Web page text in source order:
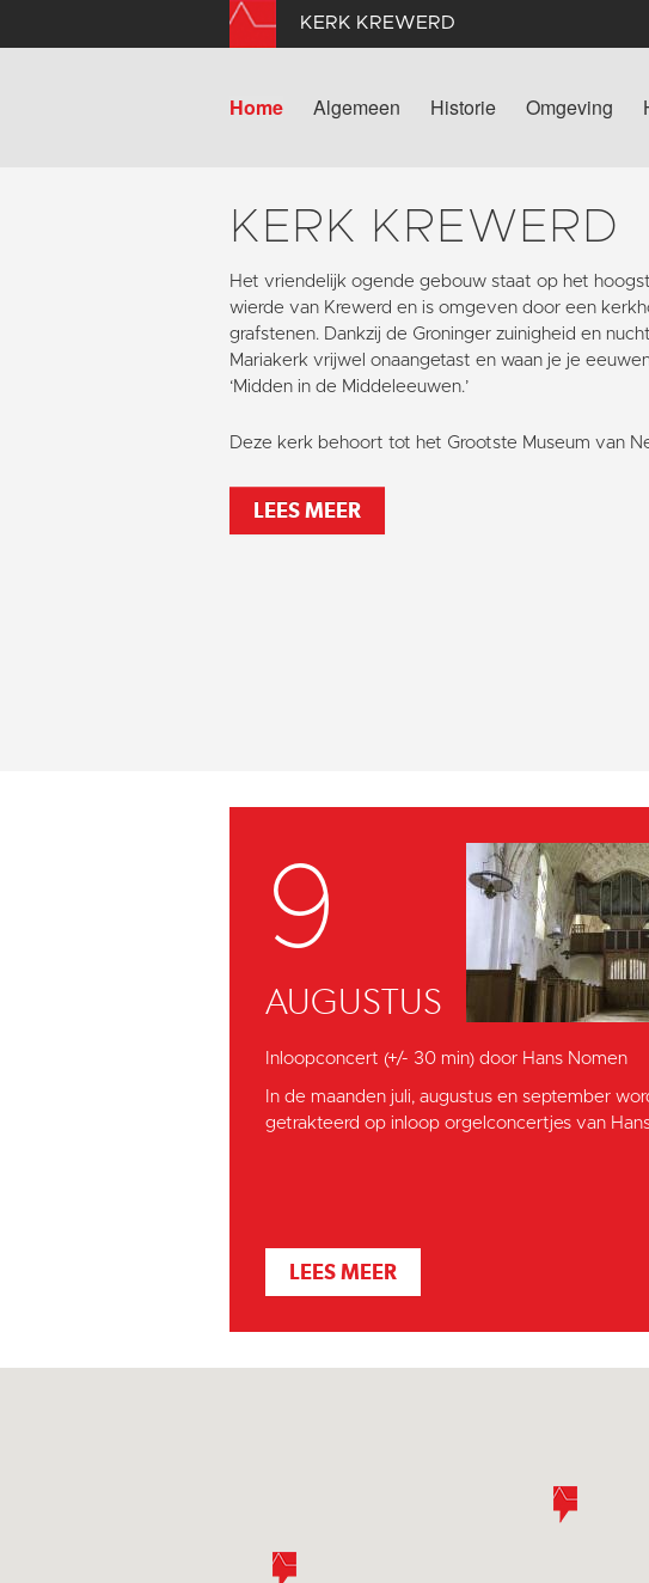
KERK KREWERD
Home Algemeen Historie Omgeving
KERK KREWERD
Het vriendelijk ogende gebouw staat op het
wierde van Krewerd en is omgeven door een
grafstenen. Dankzij de Groninger zuinigheid en
Mariakerk vrijwel onaangetast en waan je je
‘Midden in de Middeleeuwen.’
Deze kerk behoort tot het Grootste Museum van
LEES MEER
9
AUGUSTUS
Inloopconcert (+/- 30 min) door Hans Nomen
In de maanden juli, augustus en september
getrakteerd op inloop orgelconcertjes van
LEES MEER